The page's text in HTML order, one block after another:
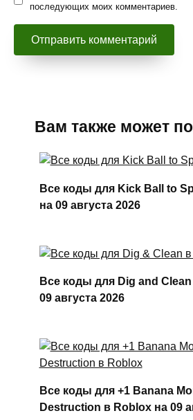
последующих моих комментариев.
Вам также может
Все коды для Kick Ball to
на 09 августа 2026
Все коды для Dig and
09 августа 2026
Все коды для +1 Banana
Destruction в Roblox на 09